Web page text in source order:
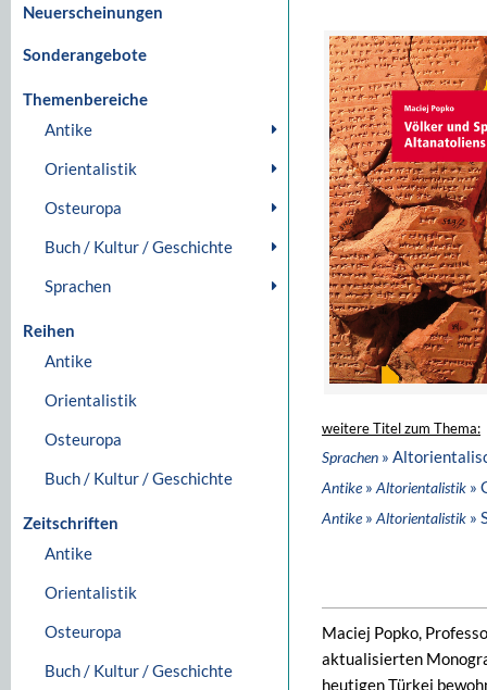
Neuerscheinungen
Sonderangebote
Themenbereiche
Antike
Orientalistik
Osteuropa
Buch / Kultur / Geschichte
Sprachen
Reihen
Antike
Orientalistik
Osteuropa
Buch / Kultur / Geschichte
Zeitschriften
Antike
Orientalistik
Osteuropa
Buch / Kultur / Geschichte
weitere Titel zum Thema:
Sprachen »
Antike» Altorientalistik »
Antike» Altorientalistik »
Maciej Popko,
aktualisierten
heutigen Türkei